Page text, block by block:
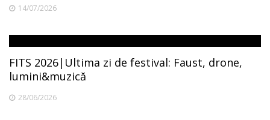
14/07/2026
FITS 2026|Ultima zi de festival: Faust, drone,
lumini&muzică
28/06/2026